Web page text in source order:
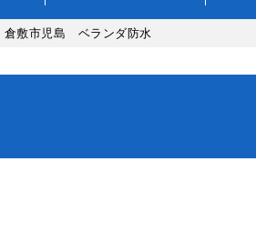
倉敷市児島 ベランダ防水